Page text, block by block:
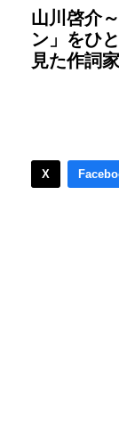
山川啓介
ン」をひ
見た作詞家
X